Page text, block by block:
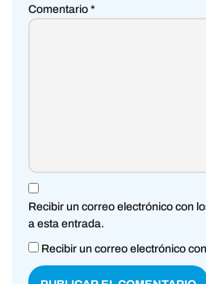
Comentario *
Recibir un correo electrónico con
a esta entrada.
Recibir un correo electrónico